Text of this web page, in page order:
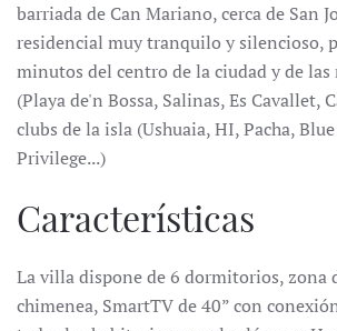
barriada de Can Mariano, cerca de San
residencial muy tranquilo y silencioso,
minutos del centro de la ciudad y de las
(Playa de'n Bossa, Salinas, Es Cavallet,
clubs de la isla (Ushuaia, HI, Pacha,
Privilege...)
Características
La villa dispone de 6 dormitorios, zona
chimenea, SmartTV de 40” con